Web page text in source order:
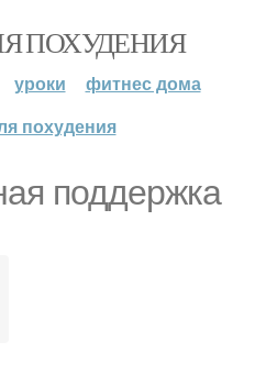
ПОХУДЕНИЯ
уроки
фитнес дома
похудения
поддержка